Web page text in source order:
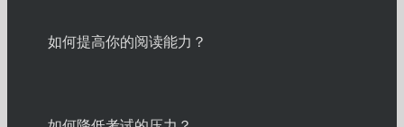
如何提高你的阅读能力？